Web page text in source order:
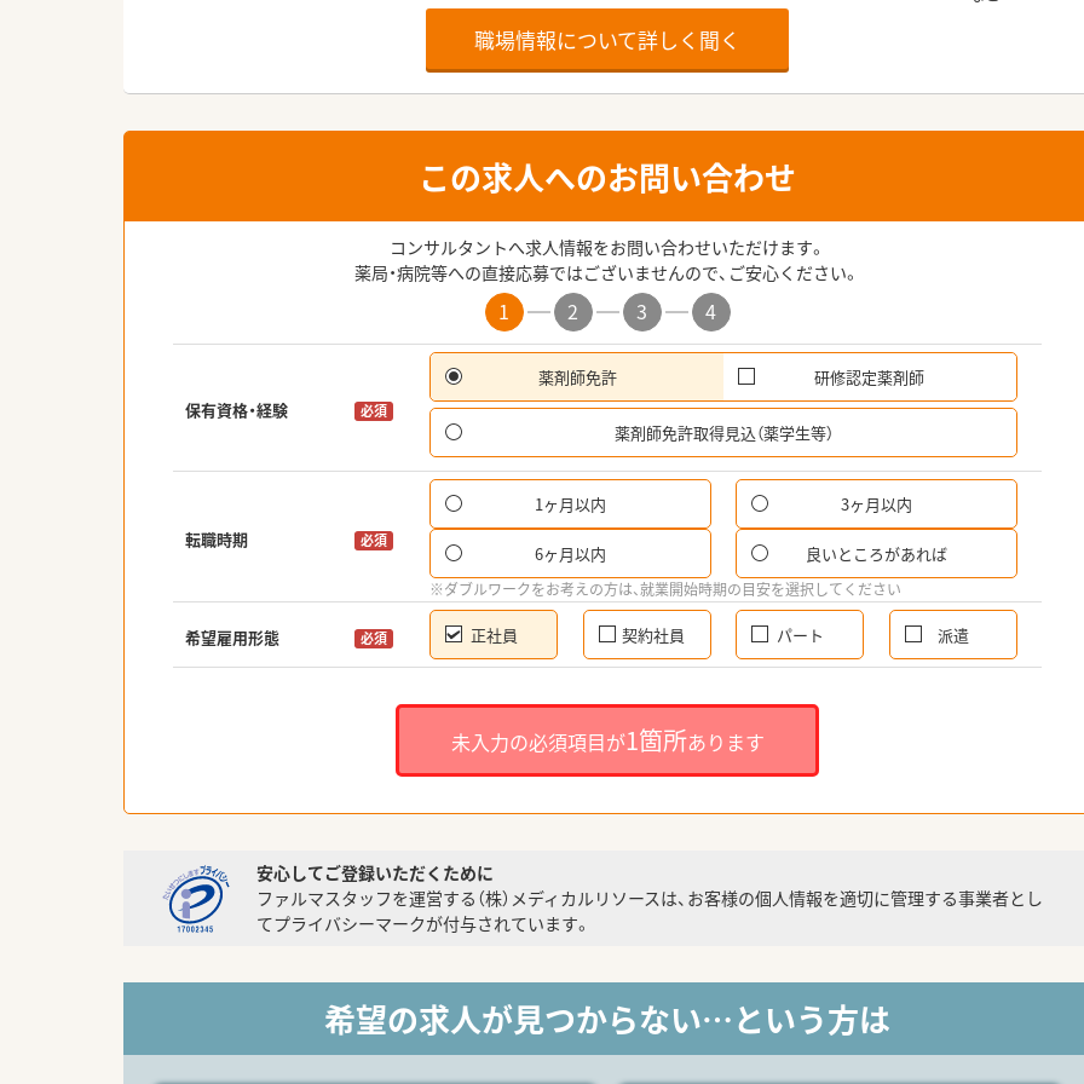
職場情報について詳しく聞く
この求人へのお問い合わせ
コンサルタントへ求人情報をお問い合わせいただけます。
薬局・病院等への直接応募ではございませんので、ご安心ください。
1 2 3 4
保有資格・経験 必須
薬剤師免許 研修認定薬剤師
薬剤師免許取得見込（薬学生等）
転職時期 必須
1ヶ月以内 3ヶ月以内
6ヶ月以内 良いところがあれば
※ダブルワークをお考えの方は、就業開始時期の目安を選択してください
希望雇用形態 必須 正社員 契約社員 パート 派遣
未入力の必須項目が1箇所あります
安心してご登録いただくために
ファルマスタッフを運営する（株）メディカルリソースは、お客様の個人情報を適切に管理する事業者とし
てプライバシーマークが付与されています。
希望の求人が見つからない…という方は